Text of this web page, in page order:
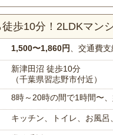
歩10分！2LDKマン
1,500〜1,860円 、交通費
新津田沼 徒歩10分
（千葉県習志野市付近）
8時～20時の間で1時間〜
キッチン、トイレ、お風